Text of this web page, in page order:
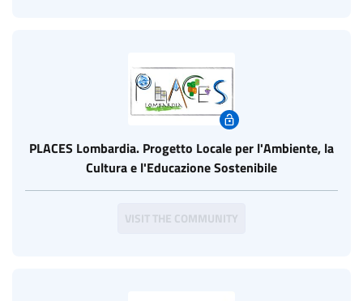
PLACES Lombardia. Progetto Locale per l'Ambiente, la
Cultura e l'Educazione Sostenibile
VISIT THE COMMUNITY